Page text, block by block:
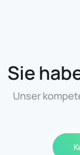
Sie
Unser